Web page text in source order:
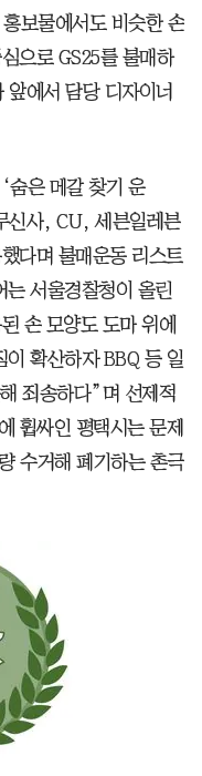
보물에서도 비슷한 손
으로 GS25를 불매하
에서 담당 디자이너
숨은 메갈 찾기 운
신사, CU, 세븐일레븐
다며 불매운동 리스트
서울경찰청이 올린
손 모양도 도마 위에
확산하자 BBQ 등 일
죄송하다”며 선제적
휩싸인 평택시는 문제
수거해 폐기하는 촌극